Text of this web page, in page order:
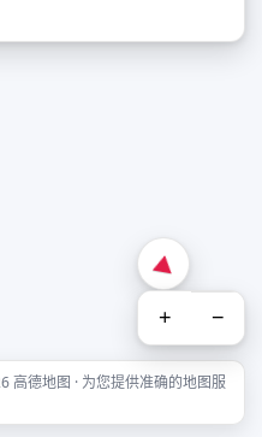
+ −
高德地图 · 为您提供准确的地图服